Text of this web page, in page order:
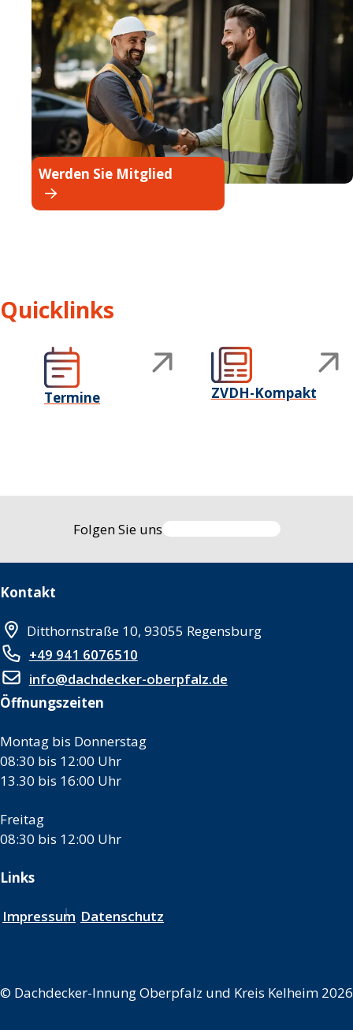
Werden Sie Mitglied
Quicklinks
Termine ZVDH-Kompakt
Folgen Sie uns
Kontakt
Ditthornstraße 10, 93055 Regensburg
+49 941 6076510
info@dachdecker-oberpfalz.de
Öffnungszeiten
Montag bis Donnerstag
08:30 bis 12:00 Uhr
13.30 bis 16:00 Uhr
Freitag
08:30 bis 12:00 Uhr
Links
Impressum Datenschutz
© Dachdecker-Innung Oberpfalz und Kreis Kelheim 2026